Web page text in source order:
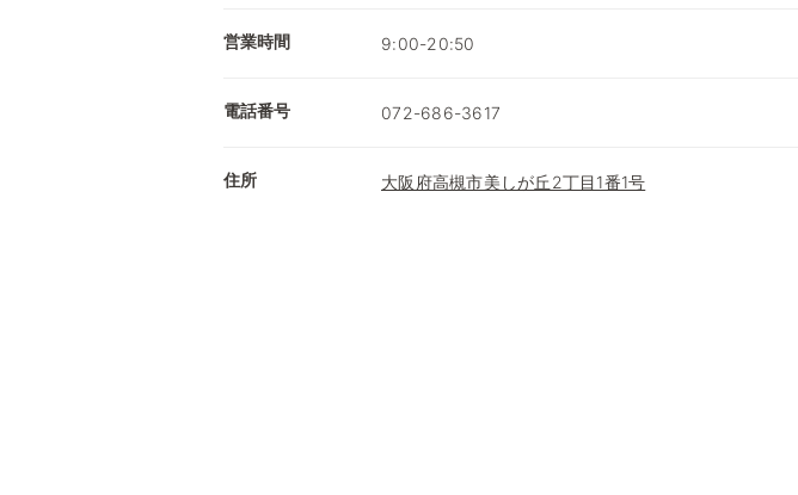
営業時間 9:00-20:50
電話番号 072-686-3617
住所 大阪府高槻市美しが丘2丁目1番1号